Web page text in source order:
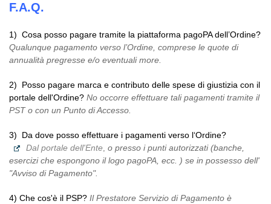
F.A.Q.
1) Cosa posso pagare tramite la piattaforma pagoPA dell’Ordine?
Qualunque pagamento verso l’Ordine, comprese le quote di
annualità pregresse e/o eventuali more.
2) Posso pagare marca e contributo delle spese di giustizia con il
portale dell'Ordine? No occorre effettuare tali pagamenti tramite il
PST o con un Punto di Accesso.
3) Da dove posso effettuare i pagamenti verso l‘Ordine?
Dal portale dell'Ente, o presso i punti autorizzati (banche,
esercizi che espongono il logo pagoPA, ecc. ) se in possesso dell'
"Avviso di Pagamento".
4) Che cos'è il PSP? Il Prestatore Servizio di Pagamento è